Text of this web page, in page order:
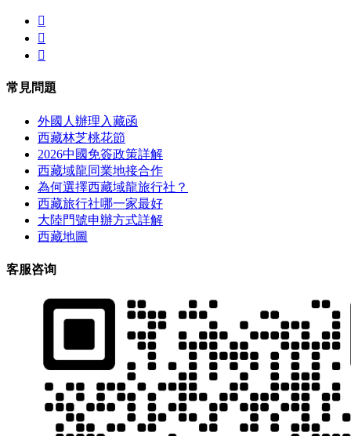



常見問題
外國人辦理入藏函
西藏林芝桃花節
2026中國免簽政策詳解
西藏域龍同業地接合作
為何選擇西藏域龍旅行社？
西藏旅行社哪一家最好
大陸門號申辦方式詳解
西藏地圖
客服咨询